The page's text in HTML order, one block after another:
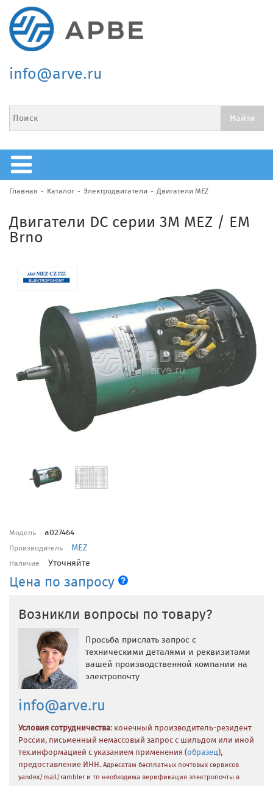
info@arve.ru
Главная Каталог Электродвигатели Двигатели MEZ
Двигатели DC серии 3M MEZ / EM
Brno
Модель a027464
Производитель MEZ
Наличие Уточняйте
Цена по запросу
Возникли вопросы по товару?
Просьба прислать запрос с
техническими деталями и реквизитами
вашей производственной компании на
электропочту
info@arve.ru
Условия сотрудничества: конечный производитель-резидент
России, письменный немассовый запрос с шильдом или иной
тех.информацией с указанием применения (образец),
предоставление ИНН. Адресатам бесплатных почтовых сервисов
yandex/mail/rambler и тп необходима верификация электропочты в